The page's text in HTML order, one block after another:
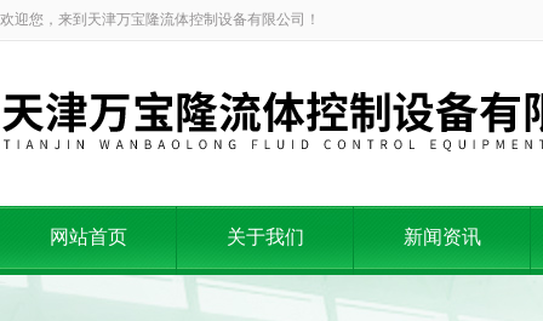
欢迎您，来到天津万宝隆流体控制设备有限公司！
网站首页 关于我们 新闻资讯